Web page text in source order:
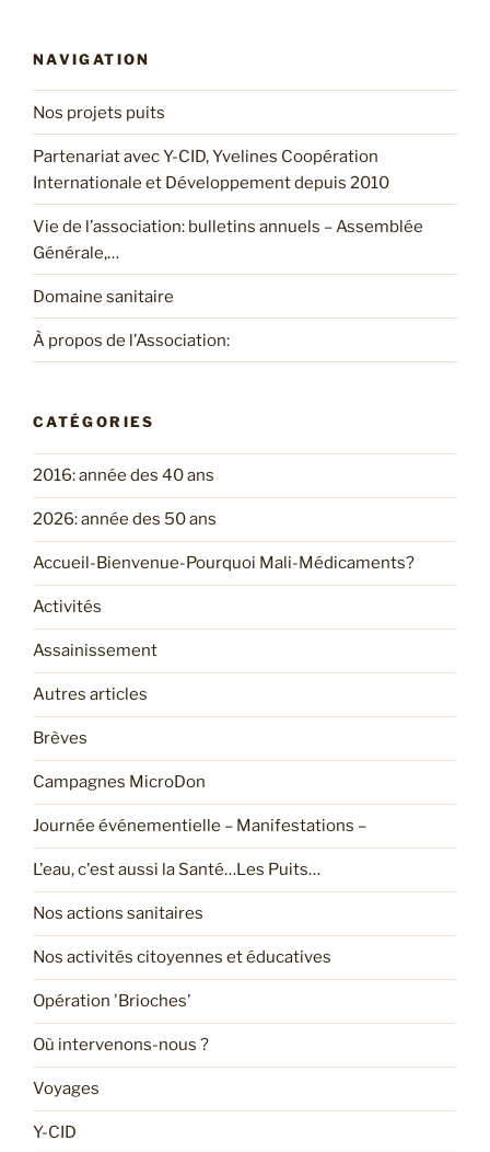
NAVIGATION
Nos projets puits
Partenariat avec Y-CID, Yvelines Coopération
Internationale et Développement depuis 2010
Vie de l’association: bulletins annuels – Assemblée
Générale,…
Domaine sanitaire
À propos de l’Association:
CATÉGORIES
2016: année des 40 ans
2026: année des 50 ans
Accueil-Bienvenue-Pourquoi Mali-Médicaments?
Activités
Assainissement
Autres articles
Brèves
Campagnes MicroDon
Journée événementielle – Manifestations –
L'eau, c'est aussi la Santé…Les Puits…
Nos actions sanitaires
Nos activités citoyennes et éducatives
Opération 'Brioches'
Où intervenons-nous ?
Voyages
Y-CID